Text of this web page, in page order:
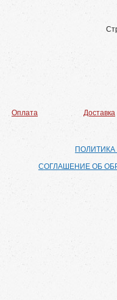
Оплата Доставка
СОГЛАШЕНИЕ ОБ